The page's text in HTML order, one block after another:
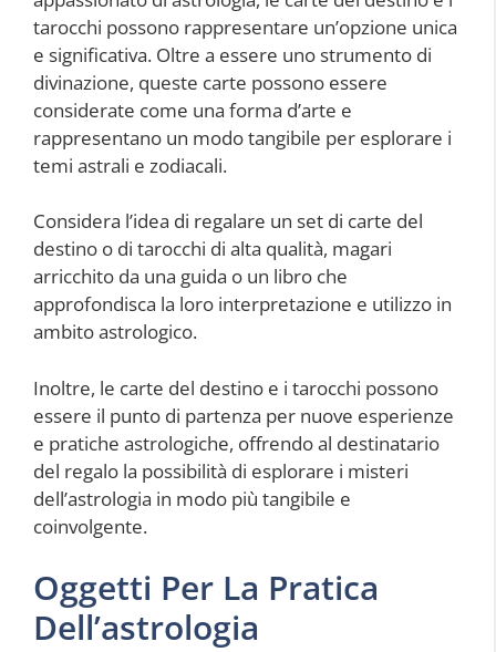
tarocchi possono rappresentare un’opzione unica
e significativa. Oltre a essere uno strumento di
divinazione, queste carte possono essere
considerate come una forma d’arte e
rappresentano un modo tangibile per esplorare i
temi astrali e zodiacali.
Considera l’idea di regalare un set di carte del
destino o di tarocchi di alta qualità, magari
arricchito da una guida o un libro che
approfondisca la loro interpretazione e utilizzo in
ambito astrologico.
Inoltre, le carte del destino e i tarocchi possono
essere il punto di partenza per nuove esperienze
e pratiche astrologiche, offrendo al destinatario
del regalo la possibilità di esplorare i misteri
dell’astrologia in modo più tangibile e
coinvolgente.
Oggetti Per La Pratica
Dell’astrologia